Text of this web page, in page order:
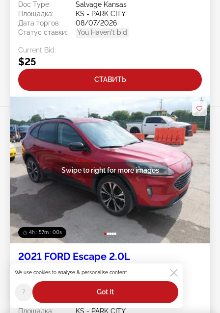
Doc Type:
Salvage Kansas
Площадка:
KS - PARK CITY
Дата торгов:
08/07/2026
Статус ставки:
You Haven't bid
Current Bid:
$25
СТАВИТЬ
4h : 56m : 57s
Swipe to right for more images
2021 FORD Escape 2.0L
Лот #:
45******
Пробег:
13,825 миль
Повреждения:
Doc Type:
Salvage Kansas
Площадка:
KS - PARK CITY
We use cookies to analyse & personalise content
? Got It